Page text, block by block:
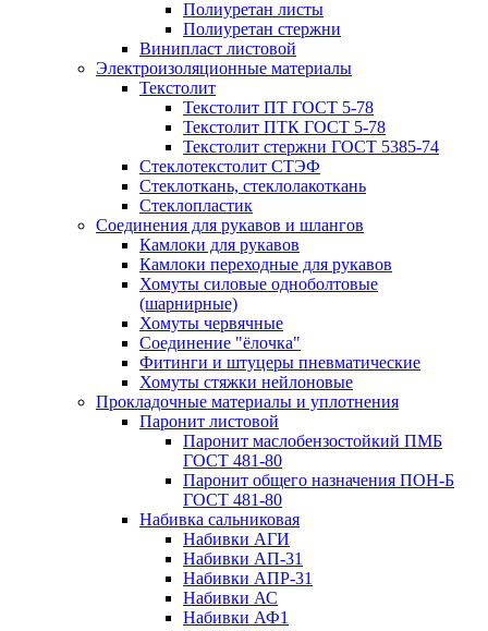
Полиуретан листы
Полиуретан стержни
Винипласт листовой
Электроизоляционные материалы
Текстолит
Текстолит ПТ ГОСТ 5-78
Текстолит ПТК ГОСТ 5-78
Текстолит стержни ГОСТ 5385-74
Стеклотекстолит СТЭФ
Стеклоткань, стеклолакоткань
Стеклопластик
Соединения для рукавов и шлангов
Камлоки для рукавов
Камлоки переходные для рукавов
Хомуты силовые одноболтовые
(шарнирные)
Хомуты червячные
Соединение "ёлочка"
Фитинги и штуцеры пневматические
Хомуты стяжки нейлоновые
Прокладочные материалы и уплотнения
Паронит листовой
Паронит маслобензостойкий ПМБ
ГОСТ 481-80
Паронит общего назначения ПОН-Б
ГОСТ 481-80
Набивка сальниковая
Набивки АГИ
Набивки АП-31
Набивки АПР-31
Набивки АС
Набивки АФ1